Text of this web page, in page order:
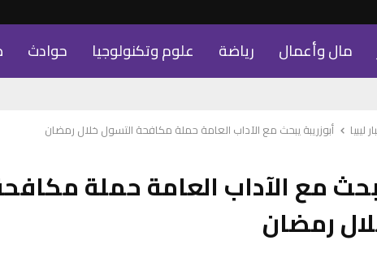
مال وأعمال رياضة علوم وتكنولوجيا حوادث
ليبيا أبوزريبة يبحث مع الآداب العامة حملة مكافحة التسول خلال رمضان
مع الآداب العامة حملة
رمضان